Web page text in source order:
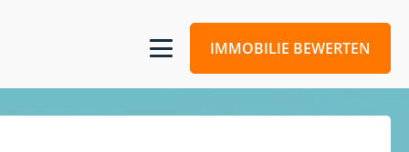
IMMOBILIE BEWERTEN